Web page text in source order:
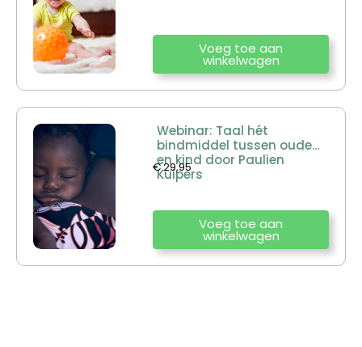
Voeg toe aan
winkelwagen
Webinar: Taal hét
bindmiddel tussen ouder
en kind door Paulien
Kuipers
€29,95
Voeg toe aan
winkelwagen